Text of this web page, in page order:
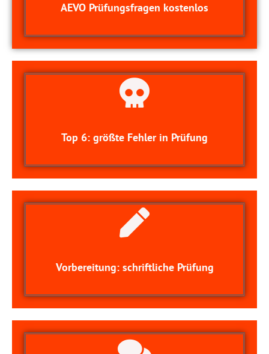
AEVO Prüfungsfragen kostenlos
Top 6: größte Fehler in Prüfung
Vorbereitung: schriftliche Prüfung